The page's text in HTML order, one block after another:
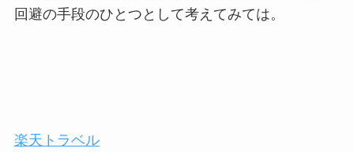
回避の手段のひとつとして考えてみては。
楽天トラベル